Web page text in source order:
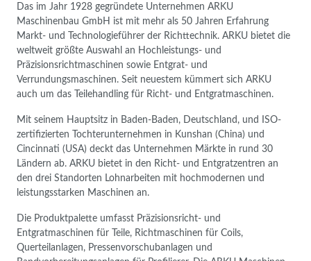
Das im Jahr 1928 gegründete Unternehmen ARKU
Maschinenbau GmbH ist mit mehr als 50 Jahren Erfahrung
Markt- und Technologieführer der Richttechnik. ARKU bietet die
weltweit größte Auswahl an Hochleistungs- und
Präzisionsrichtmaschinen sowie Entgrat- und
Verrundungsmaschinen. Seit neuestem kümmert sich ARKU
auch um das Teilehandling für Richt- und Entgratmaschinen.
Mit seinem Hauptsitz in Baden-Baden, Deutschland, und ISO-
zertifizierten Tochterunternehmen in Kunshan (China) und
Cincinnati (USA) deckt das Unternehmen Märkte in rund 30
Ländern ab. ARKU bietet in den Richt- und Entgratzentren an
den drei Standorten Lohnarbeiten mit hochmodernen und
leistungsstarken Maschinen an.
Die Produktpalette umfasst Präzisionsricht- und
Entgratmaschinen für Teile, Richtmaschinen für Coils,
Querteilanlagen, Pressenvorschubanlagen und